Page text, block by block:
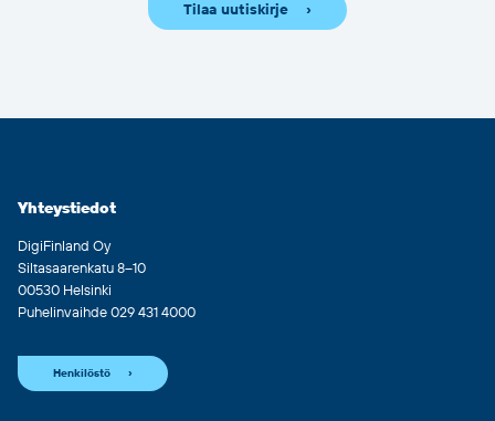
Tilaa uutiskirje
Yhteystiedot
DigiFinland Oy
Siltasaarenkatu 8–10
00530 Helsinki
Puhelinvaihde 029 431 4000
Henkilöstö